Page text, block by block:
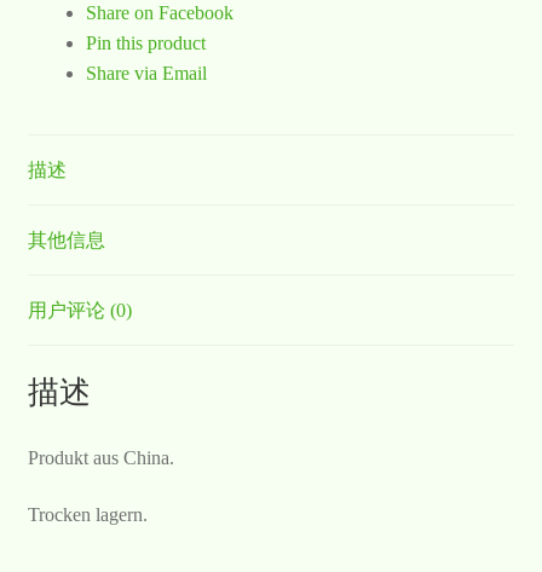
Share on Facebook
Pin this product
Share via Email
描述
其他信息
用户评论 (0)
描述
Produkt aus China.
Trocken lagern.